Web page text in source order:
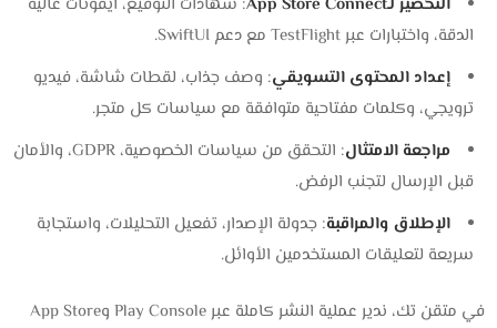
التحضير لـApp Store Connect
: شهادات التوقيع، أيقونات عالية
الدقة، واختبارات عبر TestFlight مع دعم SwiftUI.
إعداد المحتوى التسويقي: وصف جذاب، لقطات شاشة، فيديو
ترويجي، وكلمات مفتاحية متوافقة مع سياسات كل متجر.
مراجعة الامتثال
: التحقق من سياسات الخصوصية، GDPR، والأمان
قبل الإرسال لتجنب الرفض.
الإطلاق والمراقبة: جدولة الإصدار، تفعيل التحليلات، واستجابة
سريعة لتعليقات المستخدمين الأوائل.
في متقن تك، ندير عملية النشر كاملة عبر Play Console وApp Store